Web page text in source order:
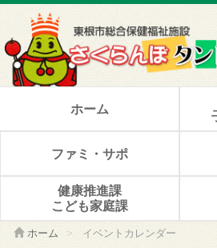
ホーム
ファミ・サポ
健康推進課
こども家庭課
ホーム > イベントカレンダー